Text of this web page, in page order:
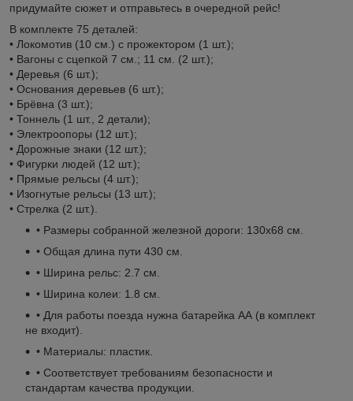
придумайте сюжет и отправьтесь в очередной рейс!
В комплекте 75 деталей:
• Локомотив (10 см.) с прожектором (1 шт.);
• Вагоны с сцепкой 7 см.; 11 см. (2 шт.);
• Деревья (6 шт.);
• Основания деревьев (6 шт.);
• Брёвна (3 шт.);
• Тоннель (1 шт., 2 детали);
• Электроопоры (12 шт.);
• Дорожные знаки (12 шт.);
• Фигурки людей (12 шт.);
• Прямые рельсы (4 шт.);
• Изогнутые рельсы (13 шт.);
• Стрелка (2 шт.).
• Размеры собранной железной дороги: 130х68 см.
• Общая длина пути 430 см.
• Ширина рельс: 2.7 см.
• Ширина колеи: 1.8 см.
• Для работы поезда нужна батарейка АА (в комплект
не входит).
• Материалы: пластик.
• Соответствует требованиям безопасности и
стандартам качества продукции.